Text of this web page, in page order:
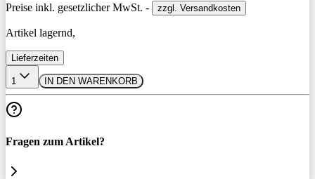
Preise inkl. gesetzlicher MwSt. - zzgl. Versandkosten
Artikel lagernd,
Lieferzeiten
1 IN DEN WARENKORB
Fragen zum Artikel?